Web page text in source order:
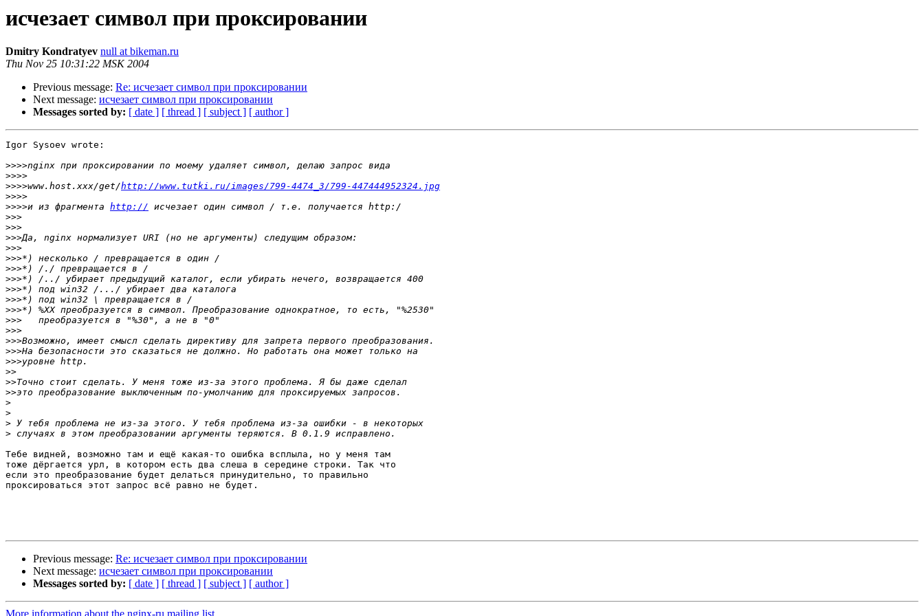
исчезает символ при проксировании
Dmitry Kondratyev null at bikeman.ru
Thu Nov 25 10:31:22 MSK 2004
Previous message: Re: исчезает символ при проксировании
Next message: исчезает символ при проксировании
Messages sorted by: [ date ] [ thread ] [ subject ] [ author ]
Igor Sysoev wrote:
>>>>
>>>>
>>>>www.host.xxx/get/http://www.tutki.ru/images/799-4474_3/799-447444952324.jpg
>>>>
>>>>и из фрагмента http://
>>>
>>>
>>>
>>>
>>>
>>>
>>>
>>>
>>>
>>>
>>>
>>>
>>>
>>>
>>>
>>
>>
>>
>
>
>
>
Тебе видней, возможно там и ещё какая-то ошибка всплыла, но у меня там
тоже дёргается урл, в котором есть два слеша в середине строки. Так что
если это преобразование будет делаться принудительно, то правильно
проксироваться этот запрос всё равно не будет.
Previous message: Re: исчезает символ при проксировании
Next message: исчезает символ при проксировании
Messages sorted by: [ date ] [ thread ] [ subject ] [ author ]